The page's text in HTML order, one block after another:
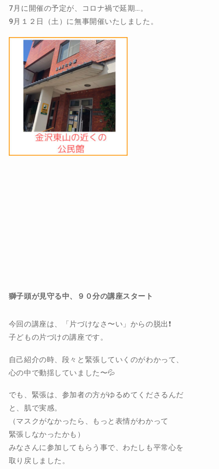
7月に開催の予定が、コロナ禍で延期…。
9月１２日（土）に無事開催いたしました。
獅子頭が見守る中、９０分の講座スタート
今回の講座は、「片づけなさ〜い」からの脱出❗️
子どもの片づけの講座です。
自己紹介の時、段々と緊張していくのがわかって、
心の中で動揺していました〜💦
でも、緊張は、参加者の方がゆるめてくださるんだ
と、肌で実感。
（マスクがなかったら、もっと表情がわかって
緊張しなかったかも）
みなさんに参加してもらう事で、わたしも平常心を
取り戻しました。